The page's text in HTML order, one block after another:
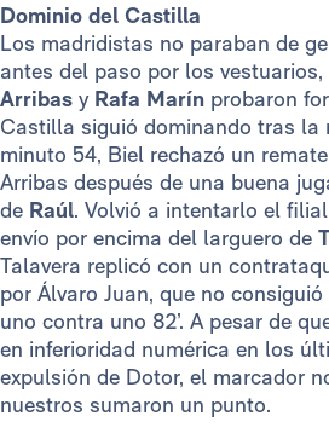
Dominio del Castilla
Los madridistas no paraban de
antes del paso por los vestuarios,
Arribas y Rafa Marín probaron
Castilla siguió dominando tras la
minuto 54, Biel rechazó un
Arribas después de una buena
de Raúl. Volvió a intentarlo el
envío por encima del larguero de
Talavera replicó con un
por Álvaro Juan, que no
uno contra uno 82’. A pesar de
en inferioridad numérica en los
expulsión de Dotor, el marcador
nuestros sumaron un punto.